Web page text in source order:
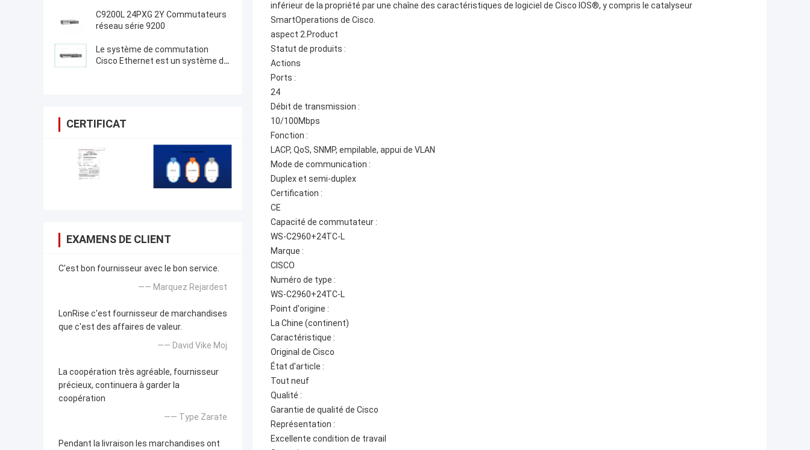
l'appareil qui est équipé d'un
système de commutation de
C9200L 24PXG 2Y Commutateurs
réseau série 9200
Le système de commutation
Cisco Ethernet est un système de
CERTIFICAT
EXAMENS DE CLIENT
C'est bon fournisseur avec le bon service.
—— Marquez Rejardest
LonRise c'est fournisseur de marchandises
que c'est des affaires de valeur.
—— David Vike Moj
La coopération très agréable, fournisseur
précieux, continuera à garder la
coopération
—— Type Zarate
Pendant la livraison les marchandises ont
inférieur de la propriété par une chaîne des caractéristiques de logiciel de Cisco IOS®, y compris le catalyseur
SmartOperations de Cisco.
aspect 2.Product
Statut de produits :
Actions
Ports :
24
Débit de transmission :
10/100Mbps
Fonction :
LACP, QoS, SNMP, empilable, appui de VLAN
Mode de communication :
Duplex et semi-duplex
Certification :
CE
Capacité de commutateur :
WS-C2960+24TC-L
Marque :
CISCO
Numéro de type :
WS-C2960+24TC-L
Point d'origine :
La Chine (continent)
Caractéristique :
Original de Cisco
État d'article :
Tout neuf
Qualité :
Garantie de qualité de Cisco
Représentation :
Excellente condition de travail